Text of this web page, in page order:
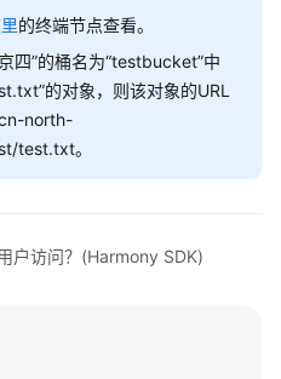
的终端节点查看。
四”的桶名为“testbucket”中
的对象，则该对象的URL
north-
test.txt。
户访问？(Harmony SDK)